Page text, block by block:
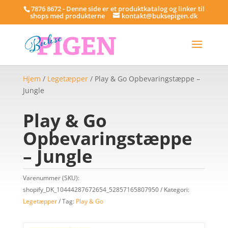
7876 8672 - Denne side er et produktkatalog og linker til
shops med produkterne kontakt@buksepigen.dk
Hjem / Legetæpper/ Play & Go Opbevaringstæppe –
Jungle
Play & Go
Opbevaringstæppe
– Jungle
Varenummer (SKU):
shopify_DK_10444287672654_52857165807950
Kategori:
Legetæpper
Tag: Play & Go